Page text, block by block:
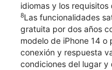
idiomas y los requisitos
8Las funcionalidades
gratuita por dos años
modelo de iPhone 14 o
conexión y respuesta
condiciones del lugar y